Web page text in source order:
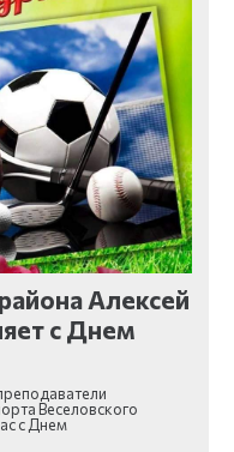
Алексей
с Днем
Веселовского
с Днем